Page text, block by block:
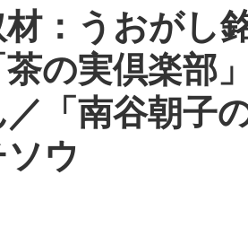
材：うおが
茶の実倶楽
／「南谷朝子
ウ